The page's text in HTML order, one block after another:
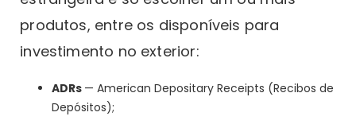
produtos, entre os disponíveis para
investimento no exterior:
ADRs — American Depositary Receipts (Recibos de
Depósitos);